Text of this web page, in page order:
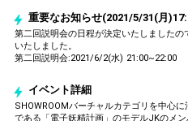
重要なお知らせ(2021/5/31(月
第二回説明会の日程が決定いたしました
いたしました。
第二回説明会:2021/6/2(水) 21:00~22:00
イベント詳細
SHOWROOMバーチャルカテゴリを中心
である「電子妖精計画」のモデルJKのメ